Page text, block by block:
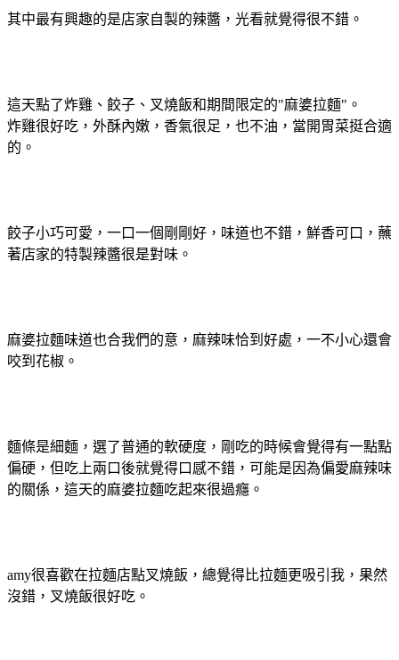
其中最有興趣的是店家自製的辣醬，光看就覺得很不錯。
這天點了炸雞、餃子、叉燒飯和期間限定的"麻婆拉麵"。
炸雞很好吃，外酥內嫩，香氣很足，也不油，當開胃菜挺合適
的。
餃子小巧可愛，一口一個剛剛好，味道也不錯，鮮香可口，蘸
著店家的特製辣醬很是對味。
麻婆拉麵味道也合我們的意，麻辣味恰到好處，一不小心還會
咬到花椒。
麵條是細麵，選了普通的軟硬度，剛吃的時候會覺得有一點點
偏硬，但吃上兩口後就覺得口感不錯，可能是因為偏愛麻辣味
的關係，這天的麻婆拉麵吃起來很過癮。
amy很喜歡在拉麵店點叉燒飯，總覺得比拉麵更吸引我，果然
沒錯，叉燒飯很好吃。